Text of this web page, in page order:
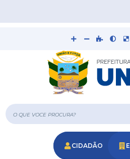
O que voce procura?
CIDADÃO